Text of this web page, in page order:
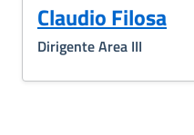
Claudio Filosa
Dirigente Area III